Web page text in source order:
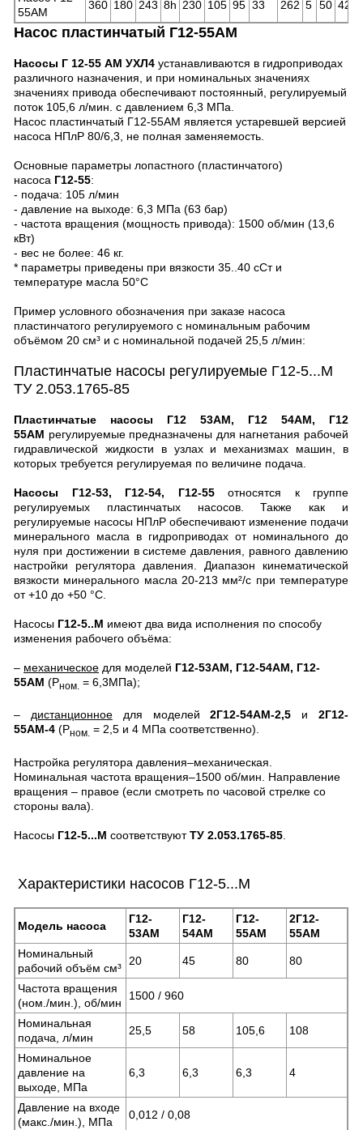
55АМ
360 180 243 8h 230 105 95 33 262 5 50 42
Насос пластинчатый Г12-55АМ
Насосы Г 12-55 АМ УХЛ4 устанавливаются в гидроприводах
различного назначения, и при номинальных значениях
значениях привода обеспечивают постоянный, регулируемый
поток 105,6 л/мин. с давлением 6,3 МПа.
Насос пластинчатый Г12-55АМ является устаревшей версией
насоса НПлР 80/6,3, не полная заменяемость.
Основные параметры лопастного (пластинчатого)
насоса Г12-55:
- подача: 105 л/мин
- давление на выходе: 6,3 МПа (63 бар)
- частота вращения (мощность привода): 1500 об/мин (13,6
кВт)
- вес не более: 46 кг.
* параметры приведены при вязкости 35..40 сСт и
температуре масла 50°C
Пример условного обозначения при заказе насоса
пластинчатого регулируемого с номинальным рабочим
объёмом 20 см³ и с номинальной подачей 25,5 л/мин:
Пластинчатые насосы регулируемые Г12-5...М
ТУ 2.053.1765-85
Пластинчатые насосы Г12 53АМ, Г12 54АМ, Г12
55АМ регулируемые предназначены для нагнетания рабочей
гидравлической жидкости в узлах и механизмах машин, в
которых требуется регулируемая по величине подача.
Насосы Г12-53, Г12-54, Г12-55относятся к группе
регулируемых пластинчатых насосов. Также как и
регулируемые насосы НПлР обеспечивают изменение подачи
минерального масла в гидроприводах от номинального до
нуля при достижении в системе давления, равного давлению
настройки регулятора давления. Диапазон кинематической
вязкости минерального масла 20-213 мм²/с при температуре
от +10 до +50 °С.
Насосы Г12-5..М имеют два вида исполнения по способу
изменения рабочего объёма:
– механическое для моделей Г12-53АМ, Г12-54АМ, Г12-
55АМ (Рном. = 6,3МПа);
– дистанционноедля моделей2Г12-54АМ-2,5 и2Г12-
55АМ-4 (Рном. = 2,5 и 4 МПа соответственно).
Настройка регулятора давления–механическая.
Номинальная частота вращения–1500 об/мин. Направление
вращения – правое (если смотреть по часовой стрелке со
стороны вала).
Насосы Г12-5...М соответствуютТУ 2.053.1765-85
Характеристики насосов Г12-5...М
Модель насоса
Г12-
53АМ
Г12-
54АМ
Г12-
55АМ
2Г12-
55АМ
Номинальный
рабочий объём см³
20 45 80 80
Частота вращения
(ном./мин.), об/мин
1500 / 960
Номинальная
подача, л/мин
25,5 58 105,6 108
Номинальное
давление на
выходе, МПа
6,3 6,3 6,3 4
Давление на входе
(макс./мин.), МПа
0,012 / 0,08